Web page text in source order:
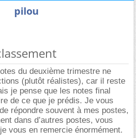
pilou
du deuxième trimestre ne
(plutôt réalistes), car il reste
je pense que les notes final
de ce que je prédis. Je vous
répondre souvent à mes postes,
dans d’autres postes, vous
vous en remercie énormément.